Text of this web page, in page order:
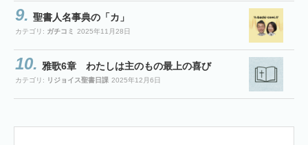
聖書人名事典の「カ」
カテゴリ: ガチコミ 2025年11月28日
雅歌6章 わたしは主のもの最上の喜び
カテゴリ: リジョイス聖書日課 2025年12月6日